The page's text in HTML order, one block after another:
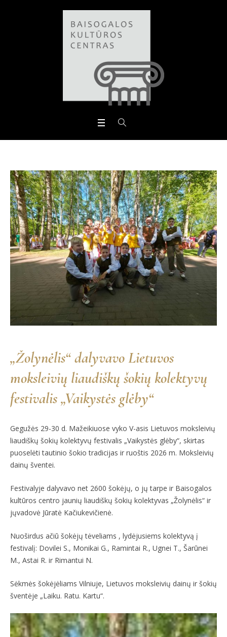
„Žolynėlis“ dalyvavo Lietuvos
moksleivių liaudiškų šokių kolektyvų
festivalis „Vaikystės glėby“
Gegužės 29-30 d. Mažeikiuose vyko V-asis Lietuvos moksleivių
liaudiškų šokių kolektyvų festivalis „Vaikystės glėby“, skirtas
puoselėti tautinio šokio tradicijas ir ruoštis 2026 m. Moksleivių
dainų šventei.
Festivalyje dalyvavo net 2600 šokėjų, o jų tarpe ir Baisogalos
kultūros centro jaunių liaudiškų šokių kolektyvas „Žolynėlis“ ir
jųvadovė Jūratė Kačiukevičienė.
Nuoširdus ačiū šokėjų tėveliams , lydėjusiems kolektyvą į
festivalį: Dovilei S., Monikai G., Ramintai R., Ugnei T., Šarūnei
M., Astai R. ir Rimantui N.
Sėkmės šokėjėliams Vilniuje, Lietuvos moksleivių dainų ir šokių
šventėje „Laiku. Ratu. Kartu“.